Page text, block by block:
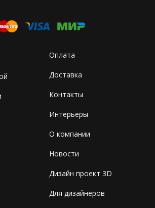
Оплата
Доставка
Контакты
Интерьеры
О компании
Новости
Дизайн проект 3D
Для дизайнеров